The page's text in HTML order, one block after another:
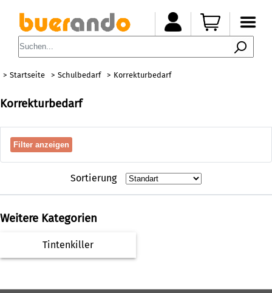
Startseite Schulbedarf Korrekturbedarf
Korrekturbedarf
Filter anzeigen
Sortierung
Weitere Kategorien
Tintenkiller